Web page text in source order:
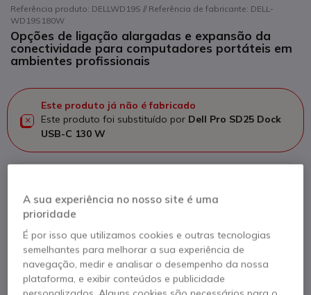
Referência produto: DELLWD19S // Referência de fabricante: DELL-
WD19S180W
Opções de ligação alargadas e expansão da
conectividade para computadores portáteis em
ambientes profissionais
Este produto já não é fabricado
Este produto foi substituído por Dell Pro SD25 Dock
USB-C 130 W
Dell Pro SD25 Dock USB-C 130 W
Ver produto alternativo
A sua experiência no nosso site é uma
prioridade
É por isso que utilizamos cookies e outras tecnologias
semelhantes para melhorar a sua experiência de
navegação, medir e analisar o desempenho da nossa
plataforma, e exibir conteúdos e publicidade